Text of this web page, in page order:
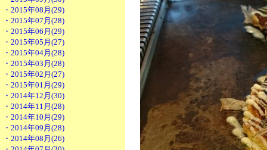
・2015年08月(29)
・2015年07月(28)
・2015年06月(29)
・2015年05月(27)
・2015年04月(28)
・2015年03月(28)
・2015年02月(27)
・2015年01月(29)
・2014年12月(30)
・2014年11月(28)
・2014年10月(29)
・2014年09月(28)
・2014年08月(26)